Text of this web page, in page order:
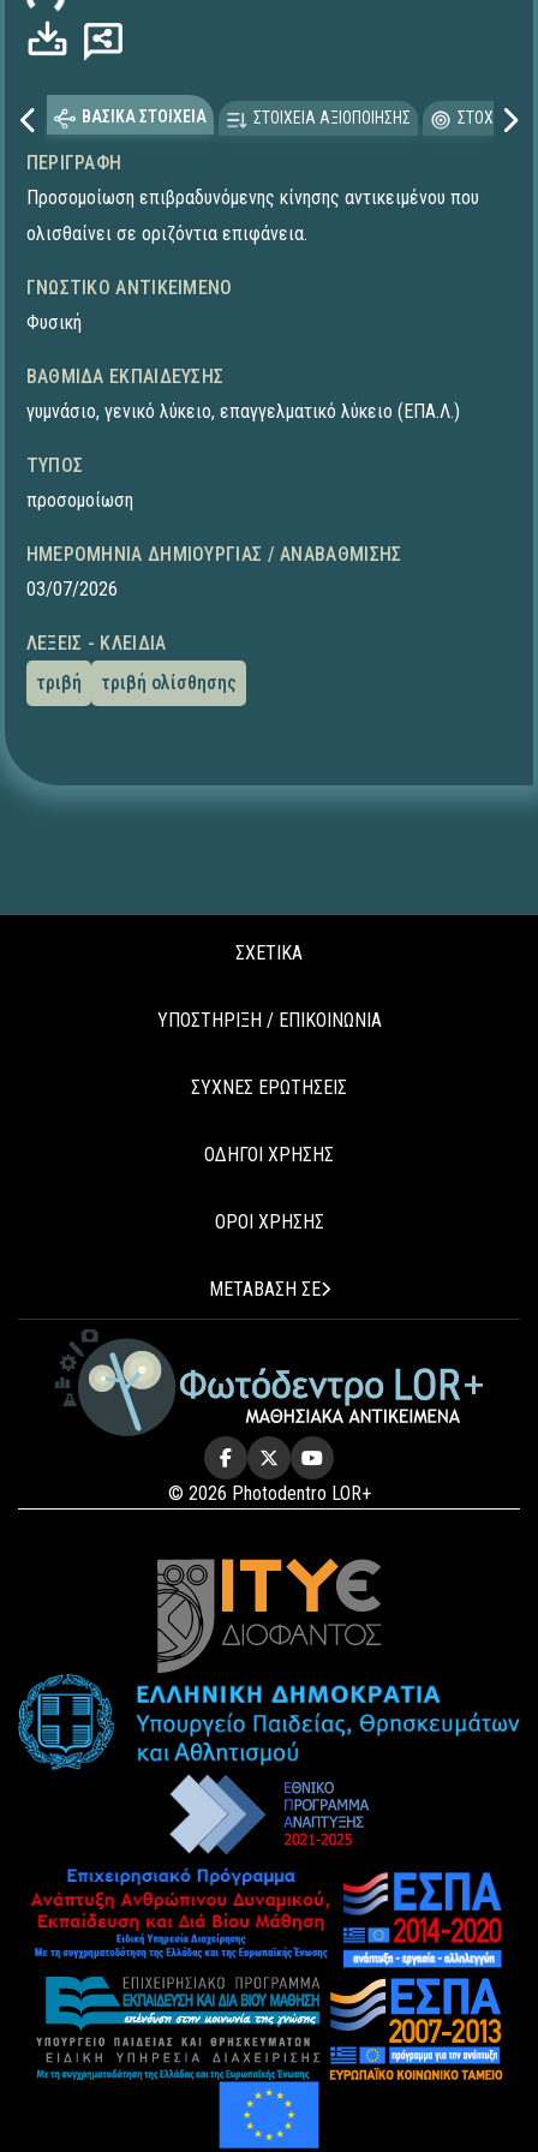
ΒΑΣΙΚΑ ΣΤΟΙΧΕΙΑ ΣΤΟΙΧΕΙΑ ΑΞΙΟΠΟΙΗΣΗΣ
ΠΕΡΙΓΡΑΦΉ
Προσομοίωση επιβραδυνόμενης κίνησης αντικειμένου που
ολισθαίνει σε οριζόντια επιφάνεια.
ΓΝΩΣΤΙΚΌ ΑΝΤΙΚΕΊΜΕΝΟ
Φυσική
ΒΑΘΜΊΔΑ ΕΚΠΑΊΔΕΥΣΗΣ
γυμνάσιο, γενικό λύκειο, επαγγελματικό λύκειο (ΕΠΑ.Λ.)
ΤΎΠΟΣ
προσομοίωση
ΗΜΕΡΟΜΗΝΊΑ ΔΗΜΙΟΥΡΓΊΑΣ / ΑΝΑΒΆΘΜΙΣΗΣ
03/07/2026
ΛΈΞΕΙΣ - ΚΛΕΙΔΙΆ
τριβή
τριβή ολίσθησης
ΣΧΕΤΙΚΑ
ΥΠΟΣΤΗΡΙΞΗ / ΕΠΙΚΟΙΝΩΝΙΑ
ΣΥΧΝΕΣ ΕΡΩΤΗΣΕΙΣ
ΟΔΗΓΟΙ ΧΡΗΣΗΣ
ΟΡΟΙ ΧΡΗΣΗΣ
ΜΕΤΑΒΑΣΗ ΣΕ
© 2026 Photodentro LOR+